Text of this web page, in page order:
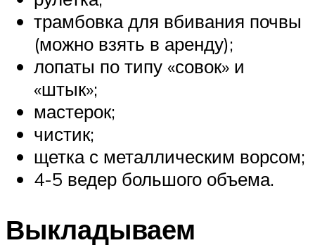
трамбовка для вбивания почвы
(можно взять в аренду);
лопаты по типу «совок» и
«штык»;
мастерок;
чистик;
щетка с металлическим ворсом;
4-5 ведер большого объема.
Выкладываем